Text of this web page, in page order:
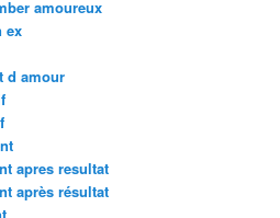
amoureux
ex
d amour
apres resultat
après résultat